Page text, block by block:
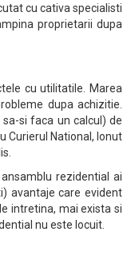
cu cativa specialisti
proprietarii dupa
cu utilitatile. Marea
dupa achizitie.
si faca un calcul) de
Curierul National, Ionut
rezidential ai
avantaje care evident
intretina, mai exista si
nu este locuit.